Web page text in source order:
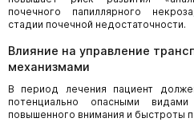
почечного папиллярного
стадии почечной недостаточности.
Влияние на управление
механизмами
В период лечения пациент
потенциально опасными
повышенного внимания и быстроты